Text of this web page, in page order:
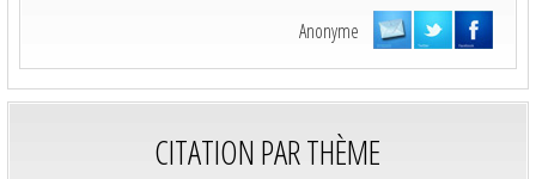
Anonyme
CITATION PAR THÈME